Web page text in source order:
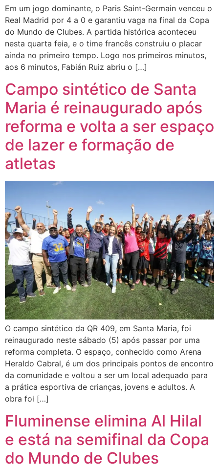
Em um jogo dominante, o Paris Saint-Germain venceu o
Real Madrid por 4 a 0 e garantiu vaga na final da Copa
do Mundo de Clubes. A partida histórica aconteceu
nesta quarta feia, e o time francês construiu o placar
ainda no primeiro tempo. Logo nos primeiros minutos,
aos 6 minutos, Fabián Ruiz abriu o […]
Campo sintético de Santa
Maria é reinaugurado após
reforma e volta a ser espaço
de lazer e formação de
atletas
O campo sintético da QR 409, em Santa Maria, foi
reinaugurado neste sábado (5) após passar por uma
reforma completa. O espaço, conhecido como Arena
Heraldo Cabral, é um dos principais pontos de encontro
da comunidade e voltou a ser um local adequado para
a prática esportiva de crianças, jovens e adultos. A
obra foi […]
Fluminense elimina Al Hilal
e está na semifinal da Copa
do Mundo de Clubes